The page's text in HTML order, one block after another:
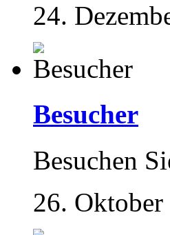
24.
Besucher
Besuchen
26.